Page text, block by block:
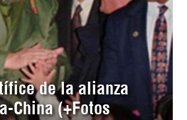
de la alianza
China (+Fotos